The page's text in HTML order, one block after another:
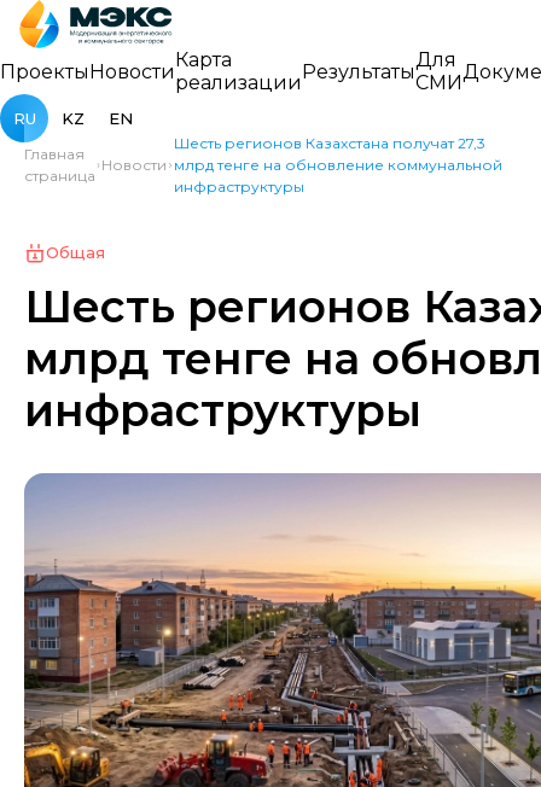
ПроектыНовостиКарта
реализацииРезультатыДля
СМИ
RU KZ EN
Главная
страница
Новости
Шесть регионов Казахстана получат 27,3
млрд тенге на обновление коммунальной
инфраструктуры
Общая
Шесть регионов
млрд тенге на
инфраструктуры